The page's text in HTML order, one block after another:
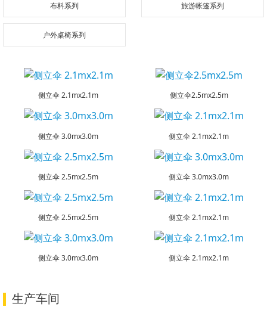
布料系列 旅游帐篷系列
户外桌椅系列
侧立伞 2.1mx2.1m 侧立伞2.5mx2.5m
侧立伞 3.0mx3.0m 侧立伞 2.1mx2.1m
侧立伞 2.5mx2.5m 侧立伞 3.0mx3.0m
侧立伞 2.5mx2.5m 侧立伞 2.1mx2.1m
侧立伞 3.0mx3.0m 侧立伞 2.1mx2.1m
生产车间